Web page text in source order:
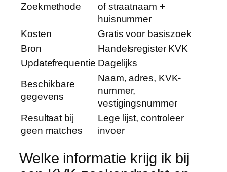
Zoekmethode
of straatnaam +
huisnummer
Kosten
Gratis voor basiszoek
Bron
Handelsregister KVK
Updatefrequentie Dagelijks
Beschikbare
gegevens
Naam, adres, KVK-
nummer,
vestigingsnummer
Resultaat bij
geen matches
Lege lijst, controleer
invoer
Welke informatie krijg ik bij